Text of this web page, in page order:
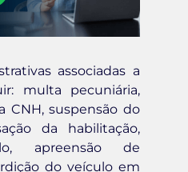
associadas a
multa pecuniária,
CNH, suspensão do
da habilitação,
apreensão de
do veículo em